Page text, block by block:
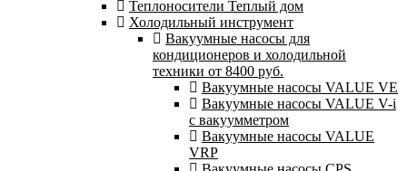
Теплоносители Теплый дом
Холодильный инструмент
Вакуумные насосы для
кондиционеров и холодильной
техники от 8400 руб.
Вакуумные насосы VALUE VE
Вакуумные насосы VALUE V-i
с вакуумметром
Вакуумные насосы VALUE
VRP